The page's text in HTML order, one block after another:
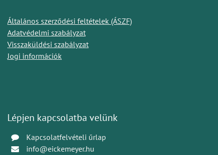
Általános szerződési feltételek (ÁSZF)
Adatvédelmi szabályzat
Visszaküldési szabályzat
Jogi információk
Lépjen kapcsolatba velünk
Kapcsolatfelvételi űrlap
info@eickemeyer.hu